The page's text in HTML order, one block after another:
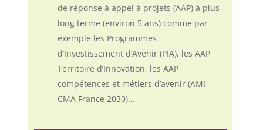
de réponse à appel à projets (AAP) à plus
long terme (environ 5 ans) comme par
exemple les Programmes
d’Investissement d’Avenir (PIA), les AAP
Territoire d’Innovation, les AAP
compétences et métiers d’avenir (AMI-
CMA France 2030)…